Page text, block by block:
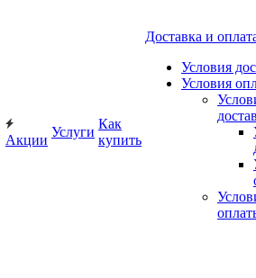
Акции
Услуги
Как
купить
Доставка и
Условия
Условия